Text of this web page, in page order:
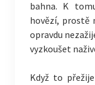
bahna. K
hovězí, prostě
opravdu
vyzkoušet
Když to